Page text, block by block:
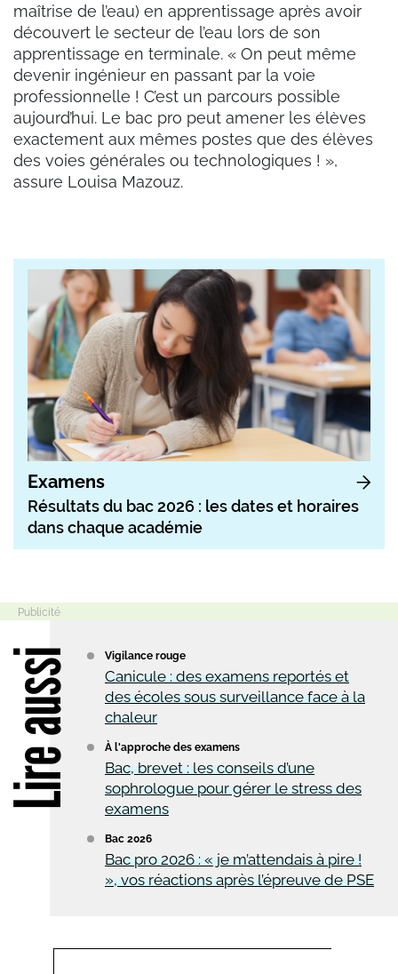
maîtrise de l’eau) en apprentissage après avoir
découvert le secteur de l’eau lors de son
apprentissage en terminale. « On peut même
devenir ingénieur en passant par la voie
professionnelle ! C’est un parcours possible
aujourd’hui. Le bac pro peut amener les élèves
exactement aux mêmes postes que des élèves
des voies générales ou technologiques ! »,
assure Louisa Mazouz.
Examens
Résultats du bac 2026 : les dates et horaires
dans chaque académie
Vigilance rouge
Canicule : des examens reportés et
des écoles sous surveillance face à la
chaleur
À l'approche des examens
Bac, brevet : les conseils d’une
sophrologue pour gérer le stress des
examens
Bac 2026
Bac pro 2026 : « je m’attendais à pire !
», vos réactions après l’épreuve de PSE